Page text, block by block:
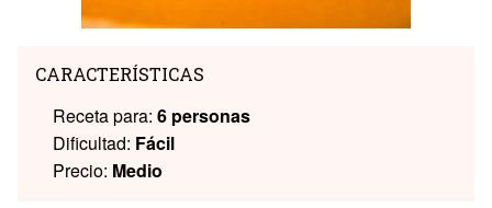
CARACTERÍSTICAS
Receta para: 6 personas
Dificultad: Fácil
Precio: Medio